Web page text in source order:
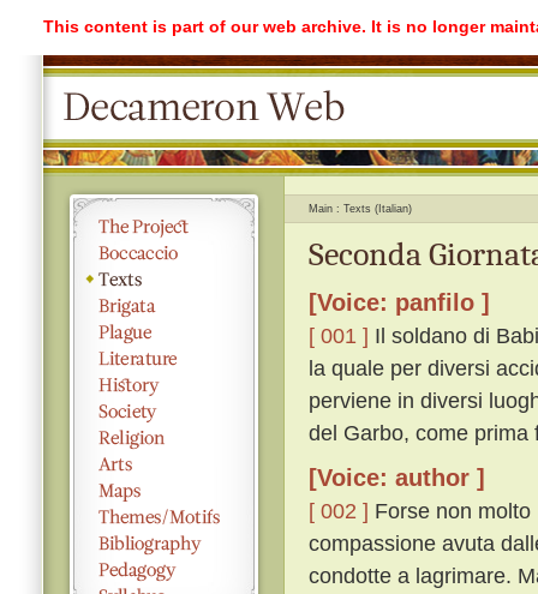
This content is part of our web archive. It is no longer
Main Texts (Italian)
Seconda
[Voice: panfilo ]
[ 001 ] Il soldano di
la quale per diversi
perviene in diversi
del Garbo, come prima
[Voice: author ]
[ 002 ] Forse non
compassione avuta
condotte a lagrimare.